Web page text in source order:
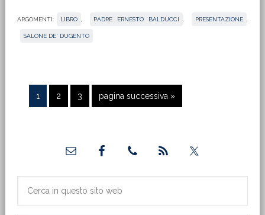
ARGOMENTI: LIBRO PADRE ERNESTO BALDUCCI PRESENTAZIONE
SALONE DE' DUGENTO
Pagina
1 Pagina
2 Pagina
3
Vai
alla
pagina successiva »
primaria